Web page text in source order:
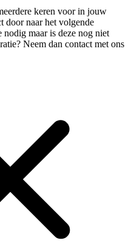
keren voor in jouw
door naar het volgende
nodig maar is deze nog niet
Neem dan contact met ons